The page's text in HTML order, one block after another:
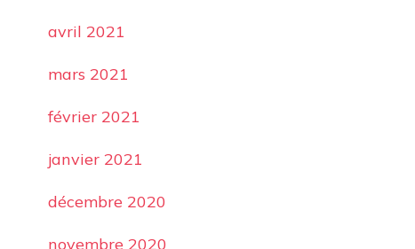
avril 2021
mars 2021
février 2021
janvier 2021
décembre 2020
novembre 2020